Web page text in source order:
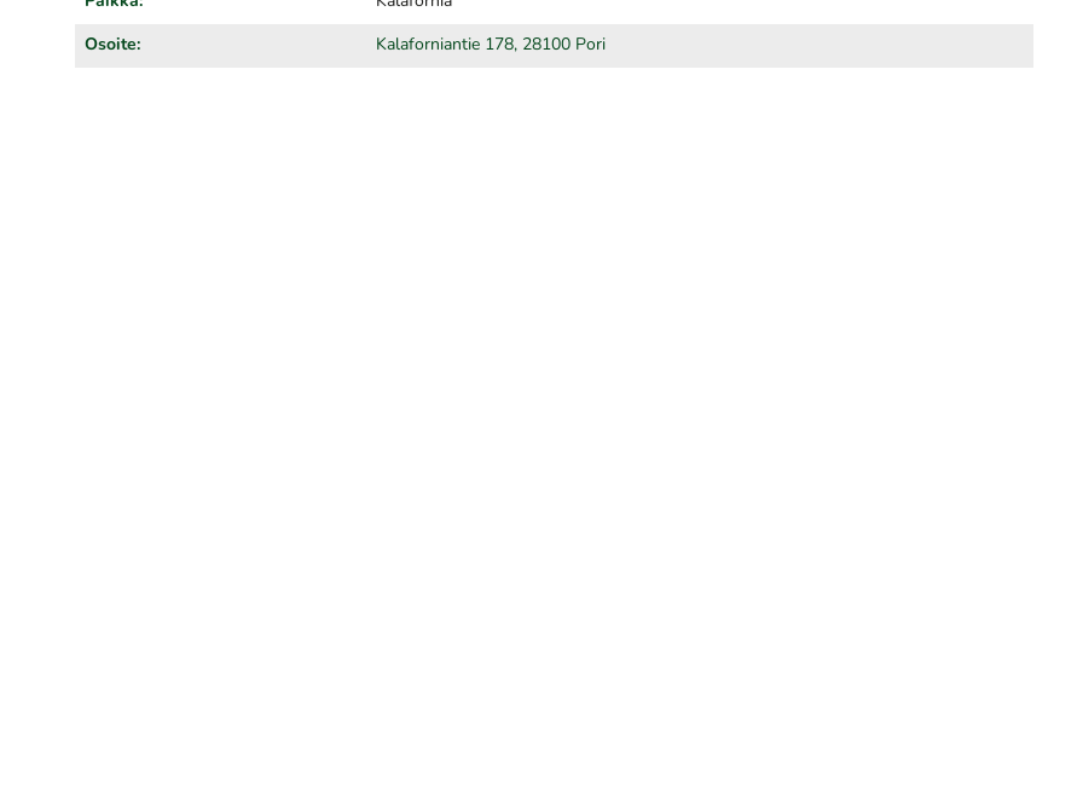
Osoite: Kalaforniantie 178, 28100 Pori